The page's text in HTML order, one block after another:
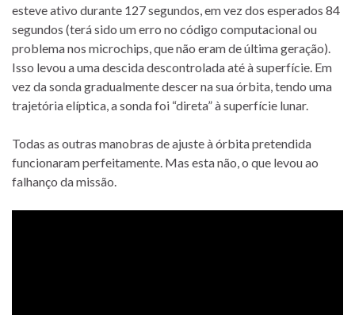
esteve ativo durante 127 segundos, em vez dos esperados 84
segundos (terá sido um erro no código computacional ou
problema nos microchips, que não eram de última geração).
Isso levou a uma descida descontrolada até à superfície. Em
vez da sonda gradualmente descer na sua órbita, tendo uma
trajetória elíptica, a sonda foi “direta” à superfície lunar.
Todas as outras manobras de ajuste à órbita pretendida
funcionaram perfeitamente. Mas esta não, o que levou ao
falhanço da missão.